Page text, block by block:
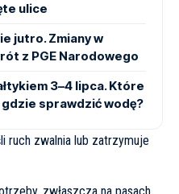
ulice
jutro. Zmiany w
z PGE Narodowego
3–4 lipca. Które
sprawdzić wodę?
ruch zwalnia lub zatrzymuje
zwłaszcza na pasach